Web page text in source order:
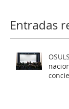
Entradas